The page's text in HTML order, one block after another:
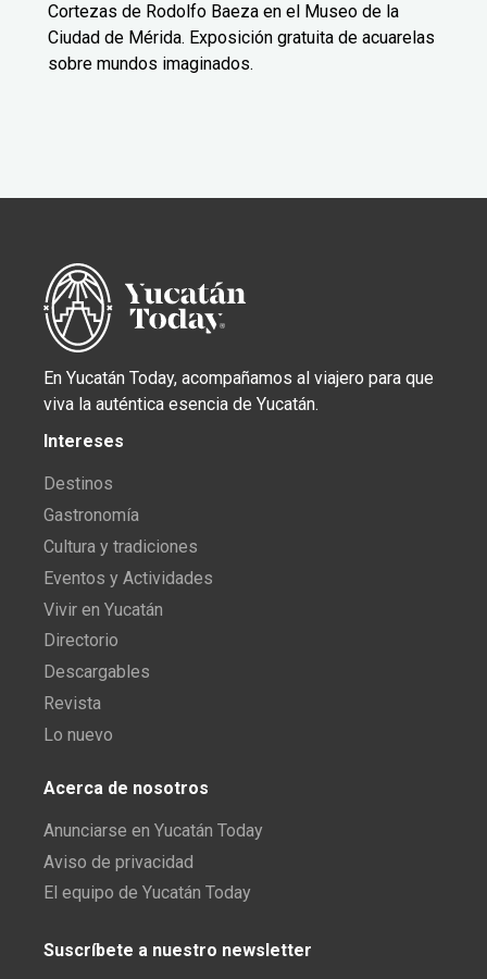
Cortezas de Rodolfo Baeza en el Museo de la
Ciudad de Mérida. Exposición gratuita de acuarelas
sobre mundos imaginados.
En Yucatán Today, acompañamos al viajero para que
viva la auténtica esencia de Yucatán.
Intereses
Destinos
Gastronomía
Cultura y tradiciones
Eventos y Actividades
Vivir en Yucatán
Directorio
Descargables
Revista
Lo nuevo
Acerca de nosotros
Anunciarse en Yucatán Today
Aviso de privacidad
El equipo de Yucatán Today
Suscríbete a nuestro newsletter